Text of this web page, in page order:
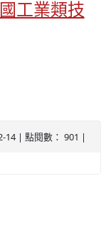
工業類技
生家事類技
勝
14 | 點閱數： 901 |